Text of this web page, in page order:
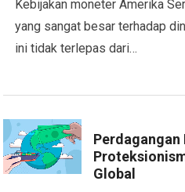
Kebijakan moneter Amerika
yang sangat besar terhadap
ini tidak terlepas dari…
Perdagangan
Global